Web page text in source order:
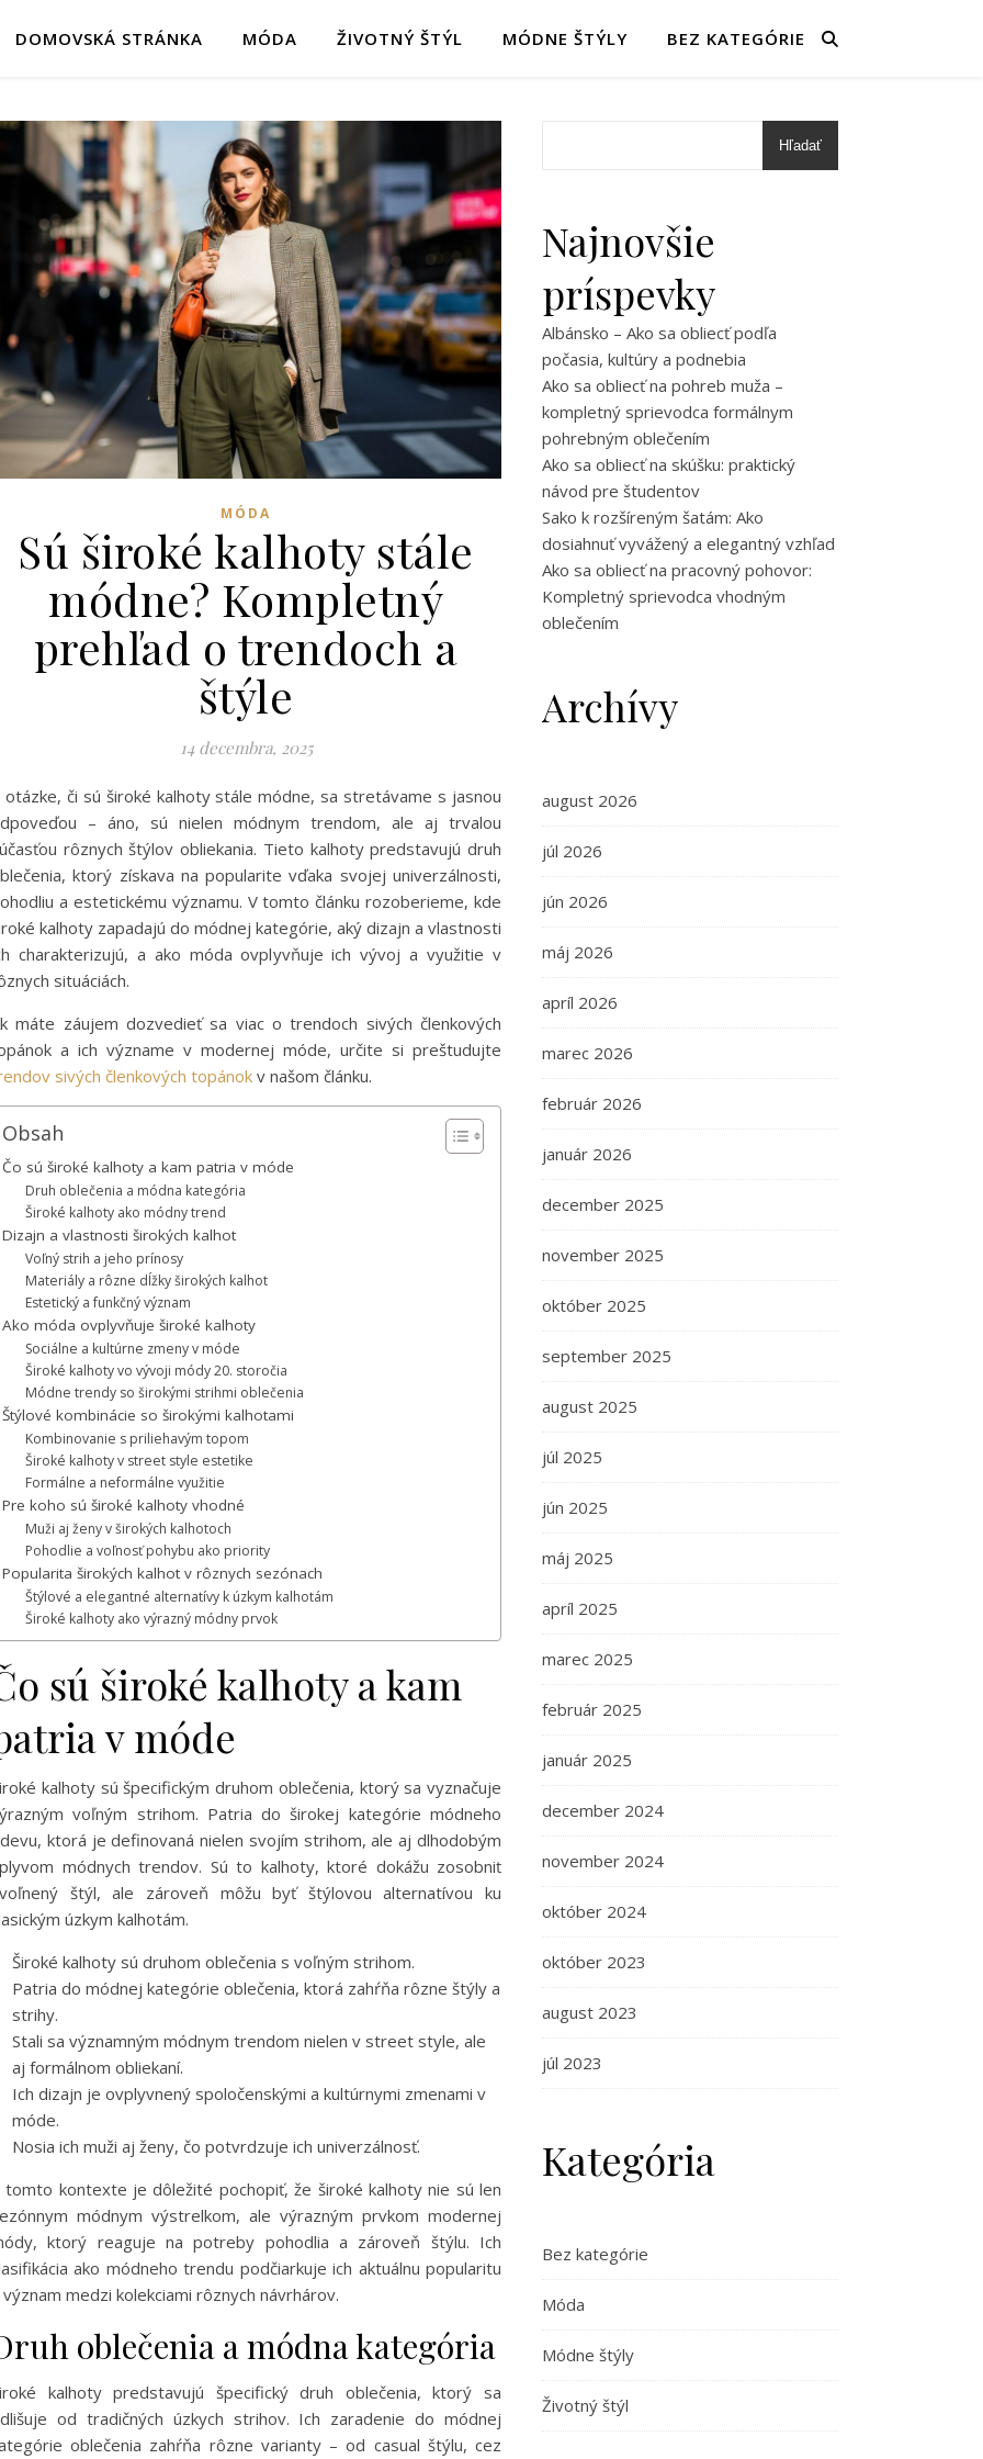
DOMOVSKÁ STRÁNKA MÓDA ŽIVOTNÝ ŠTÝL MÓDNE ŠTÝLY BEZ KATEGÓRIE
MÓDA
Sú široké kalhoty stále
módne? Kompletný
prehľad o trendoch a
štýle
14 decembra, 2025
otázke, či sú široké kalhoty stále módne, sa stretávame s jasnou
– áno, sú nielen módnym trendom, ale aj trvalou
rôznych štýlov obliekania. Tieto kalhoty predstavujú druh
ktorý získava na popularite vďaka svojej univerzálnosti,
a estetickému významu. V tomto článku rozoberieme, kde
kalhoty zapadajú do módnej kategórie, aký dizajn a vlastnosti
charakterizujú, a ako móda ovplyvňuje ich vývoj a využitie v
situáciách.
máte záujem dozvedieť sa viac o trendoch sivých členkových
a ich význame v modernej móde, určite si preštudujte
sivých členkových topánokv našom článku.
Obsah
Čo sú široké kalhoty a kam patria v móde
Druh oblečenia a módna kategória
Široké kalhoty ako módny trend
Dizajn a vlastnosti širokých kalhot
Voľný strih a jeho prínosy
Materiály a rôzne dĺžky širokých kalhot
Estetický a funkčný význam
Ako móda ovplyvňuje široké kalhoty
Sociálne a kultúrne zmeny v móde
Široké kalhoty vo vývoji módy 20. storočia
Módne trendy so širokými strihmi oblečenia
Štýlové kombinácie so širokými kalhotami
Kombinovanie s priliehavým topom
Široké kalhoty v street style estetike
Formálne a neformálne využitie
Pre koho sú široké kalhoty vhodné
Muži aj ženy v širokých kalhotoch
Pohodlie a voľnosť pohybu ako priority
Popularita širokých kalhot v rôznych sezónach
Štýlové a elegantné alternatívy k úzkym kalhotám
Široké kalhoty ako výrazný módny prvok
sú široké kalhoty a kam
v móde
kalhoty sú špecifickým druhom oblečenia, ktorý sa vyznačuje
voľným strihom. Patria do širokej kategórie módneho
ktorá je definovaná nielen svojím strihom, ale aj dlhodobým
módnych trendov. Sú to kalhoty, ktoré dokážu zosobniť
štýl, ale zároveň môžu byť štýlovou alternatívou ku
úzkym kalhotám.
Široké kalhoty sú druhom oblečenia s voľným strihom.
Patria do módnej kategórie oblečenia, ktorá zahŕňa rôzne štýly a
strihy.
Stali sa významným módnym trendom nielen v street style, ale
aj formálnom obliekaní.
Ich dizajn je ovplyvnený spoločenskými a kultúrnymi zmenami v
móde.
Nosia ich muži aj ženy, čo potvrdzuje ich univerzálnosť.
tomto kontexte je dôležité pochopiť, že široké kalhoty nie sú len
módnym výstrelkom, ale výrazným prvkom modernej
ktorý reaguje na potreby pohodlia a zároveň štýlu. Ich
ako módneho trendu podčiarkuje ich aktuálnu popularitu
význam medzi kolekciami rôznych návrhárov.
oblečenia a módna kategória
kalhoty predstavujú špecifický druh oblečenia, ktorý sa
od tradičných úzkych strihov. Ich zaradenie do módnej
oblečenia zahŕňa rôzne varianty – od casual štýlu, cez
Hľadať
Najnovšie
príspevky
Albánsko – Ako sa obliecť podľa
počasia, kultúry a podnebia
Ako sa obliecť na pohreb muža –
kompletný sprievodca formálnym
pohrebným oblečením
Ako sa obliecť na skúšku: praktický
návod pre študentov
Sako k rozšíreným šatám: Ako
dosiahnuť vyvážený a elegantný vzhľad
Ako sa obliecť na pracovný pohovor:
Kompletný sprievodca vhodným
oblečením
Archívy
august 2026
júl 2026
jún 2026
máj 2026
apríl 2026
marec 2026
február 2026
január 2026
december 2025
november 2025
október 2025
september 2025
august 2025
júl 2025
jún 2025
máj 2025
apríl 2025
marec 2025
február 2025
január 2025
december 2024
november 2024
október 2024
október 2023
august 2023
júl 2023
Kategória
Bez kategórie
Móda
Módne štýly
Životný štýl